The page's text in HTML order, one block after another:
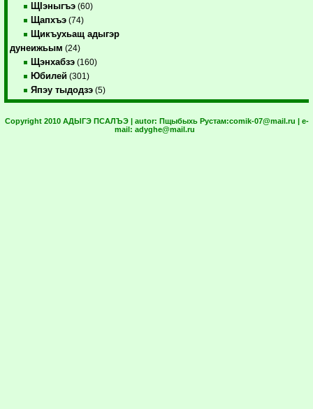
ЩIэныгъэ (60)
Щапхъэ (74)
Щикъухьащ адыгэр
дунеижьым (24)
Щэнхабзэ (160)
Юбилей (301)
Япэу тыдодзэ (5)
Copyright 2010 АДЫГЭ ПСАЛЪЭ | autor: Пщыбыхь Рустам:comik-07@mail.ru | e-
mail: adyghe@mail.ru